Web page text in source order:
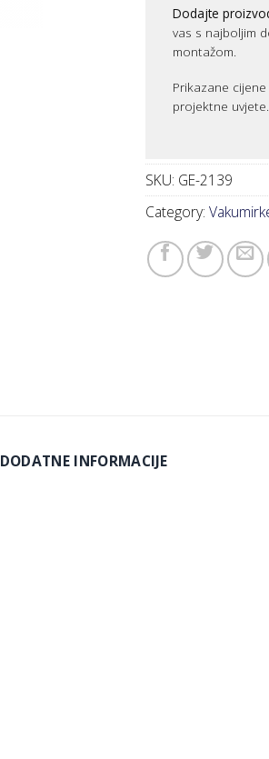
Dodajte
vas s najboljim
montažom.
Prikazane
projektne uvjete.
SKU: GE-2139
Category:
DODATNE INFORMACIJE